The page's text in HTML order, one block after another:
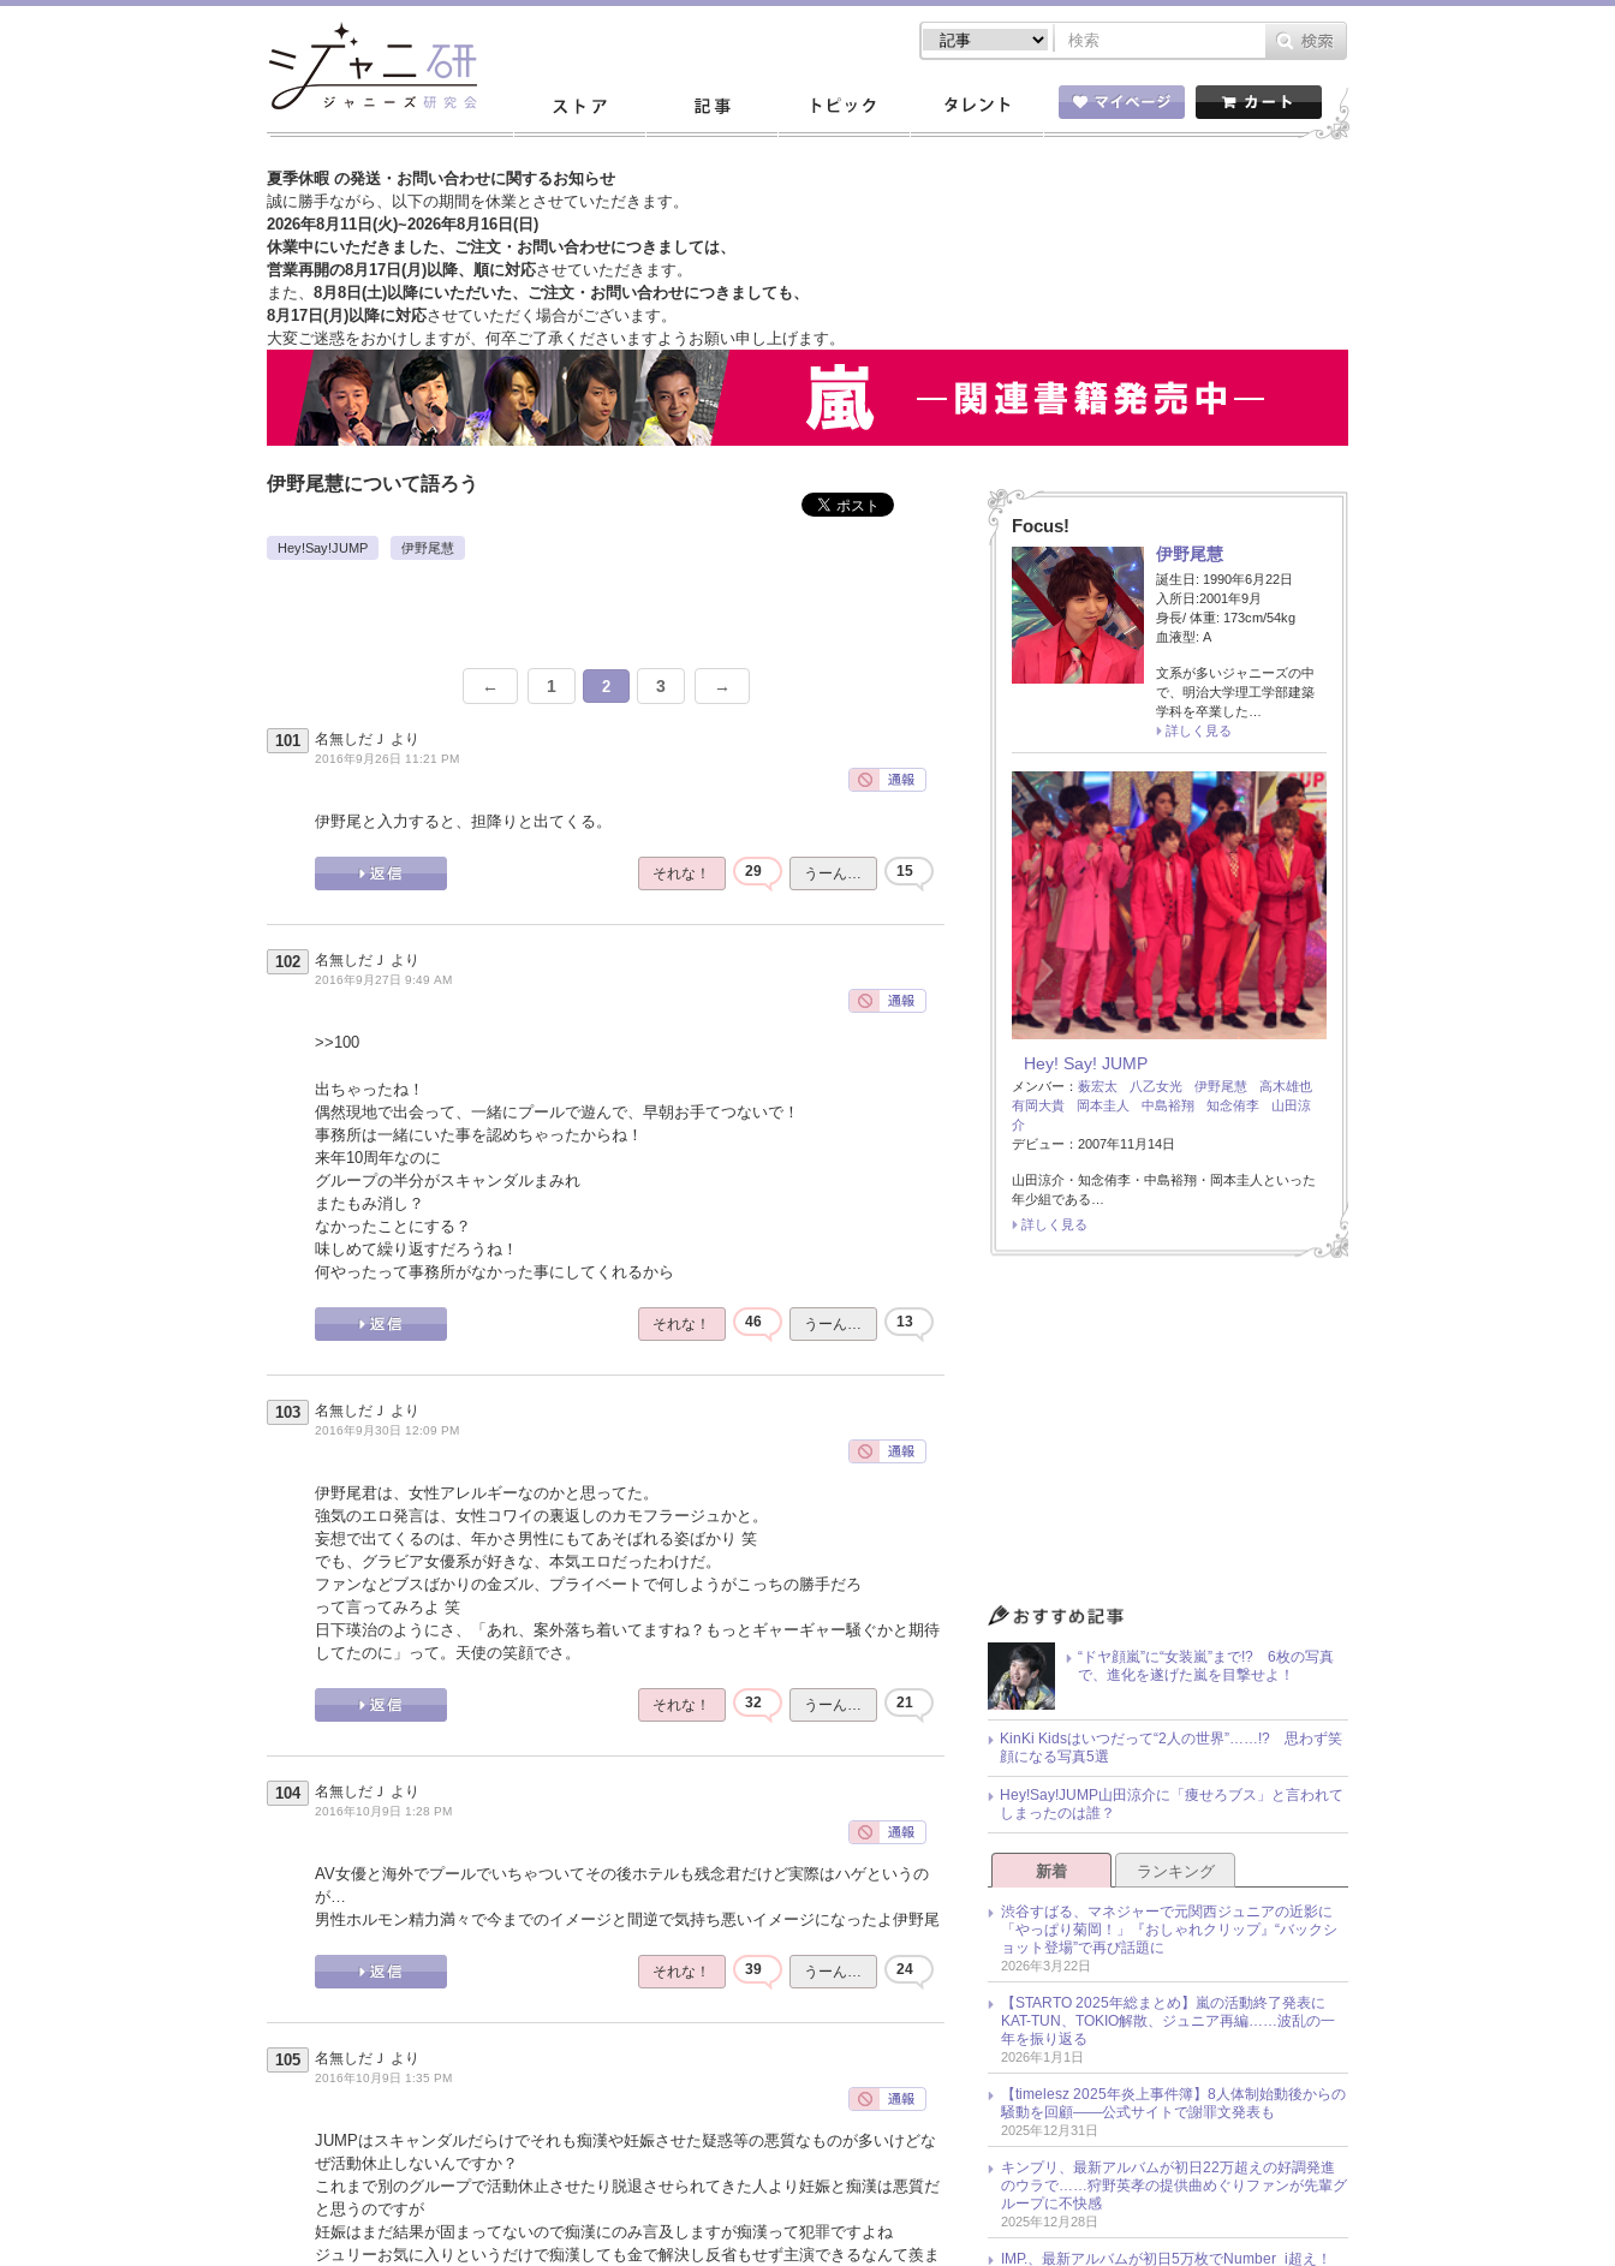
夏季休暇 の発送・お問い合わせに関するお知らせ
誠に勝手ながら、以下の期間を休業とさせていただきます。
2026年8月11日(火)~2026年8月16日(日)
休業中にいただきました、ご注文・お問い合わせにつきましては、
営業再開の8月17日(月)以降、順に対応させていただきます。
また、 8月8日(土)以降にいただいた、ご注文・ お問い合わせにつきましても、
8月17日(月)以降に対応させていただく場合がございます。
大変ご迷惑をおかけしますが、 何卒ご了承くださいますようお願い申し上げます。
伊野尾慧について語ろう
Hey!Say!JUMP 伊野尾慧
← 1 2 3 →
101 名無しだＪ より
2016年9月26日 11:21 PM
伊野尾と入力すると、担降りと出てくる。
それな！ 29 うーん… 15
102 名無しだＪ より
2016年9月27日 9:49 AM
>>100
出ちゃったね！
偶然現地で出会って、一緒にプールで遊んで、早朝お手てつないで！
事務所は一緒にいた事を認めちゃったからね！
来年10周年なのに
グループの半分がスキャンダルまみれ
またもみ消し？
なかったことにする？
味しめて繰り返すだろうね！
何やったって事務所がなかった事にしてくれるから
それな！ 46 うーん… 13
103 名無しだＪ より
2016年9月30日 12:09 PM
伊野尾君は、女性アレルギーなのかと思ってた。
強気のエロ発言は、女性コワイの裏返しのカモフラージュかと。
妄想で出てくるのは、年かさ男性にもてあそばれる姿ばかり 笑
でも、グラビア女優系が好きな、本気エロだったわけだ。
ファンなどブスばかりの金ズル、プライベートで何しようがこっちの勝手だろ
って言ってみろよ 笑
日下瑛治のようにさ、「あれ、案外落ち着いてますね？もっとギャーギャー騒ぐかと期待
してたのに」って。天使の笑顔でさ。
それな！ 32 うーん… 21
104 名無しだＪ より
2016年10月9日 1:28 PM
AV女優と海外でプールでいちゃついてその後ホテルも残念君だけど実際はハゲというの
が…
男性ホルモン精力満々で今までのイメージと間逆で気持ち悪いイメージになったよ伊野尾
それな！ 39 うーん… 24
105 名無しだＪ より
2016年10月9日 1:35 PM
JUMPはスキャンダルだらけでそれも痴漢や妊娠させた疑惑等の悪質なものが多いけどな
ぜ活動休止しないんですか？
これまで別のグループで活動休止させたり脱退させられてきた人より妊娠と痴漢は悪質だ
と思うのですが
妊娠はまだ結果が固まってないので痴漢にのみ言及しますが痴漢って犯罪ですよね
ジュリーお気に入りというだけで痴漢しても金で解決し反省もせず主演できるなんて羨ま
Focus!
伊野尾慧
誕生日: 1990年6月22日
入所日:2001年9月
身長/ 体重: 173cm/54kg
血液型: A
文系が多いジャニーズの中
で、明治大学理工学部建築
学科を卒業した…
詳しく見る
Hey! Say! JUMP
メンバー： 薮宏太 八乙女光 伊野尾慧
高木雄也
有岡大貴
岡本圭人 中島裕翔 知念侑李
山田涼
介
デビュー：2007年11月14日
山田涼介・知念侑李・中島裕翔・岡本圭人といった
年少組である…
詳しく見る
“ドヤ顔嵐”に“女装嵐”まで!? 6枚の写真
で、進化を遂げた嵐を目撃せよ！
KinKi Kidsはいつだって“2人の世界”……!? 思わず笑
顔になる写真5選
Hey!Say!JUMP山田涼介に「痩せろブス」と言われて
しまったのは誰？
新着 ランキング
渋谷すばる、マネジャーで元関西ジュニアの近影に
「やっぱり菊岡！」『おしゃれクリップ』“バックシ
ョット登場”で再び話題に
2026年3月22日
【STARTO 2025年総まとめ】嵐の活動終了発表に
KAT-TUN、TOKIO解散、ジュニア再編……波乱の一
年を振り返る
2026年1月1日
【timelesz 2025年炎上事件簿】8人体制始動後からの
騒動を回顧――公式サイトで謝罪文発表も
2025年12月31日
キンプリ、最新アルバムが初日22万超えの好調発進
のウラで……狩野英孝の提供曲めぐりファンが先輩グ
ループに不快感
2025年12月28日
IMP.、最新アルバムが初日5万枚でNumber_i超え！